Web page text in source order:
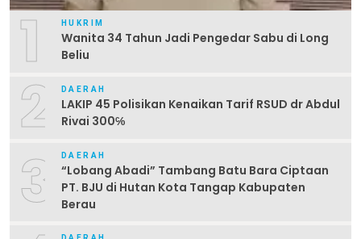
1 HUKRIM
Wanita 34 Tahun Jadi Pengedar Sabu di Long
Beliu
2 DAERAH
LAKIP 45 Polisikan Kenaikan Tarif RSUD dr Abdul
Rivai 300℅
3 DAERAH
“Lobang Abadi” Tambang Batu Bara Ciptaan
PT. BJU di Hutan Kota Tangap Kabupaten
Berau